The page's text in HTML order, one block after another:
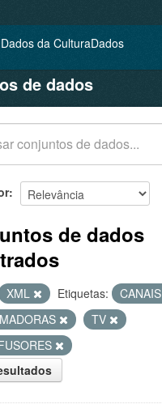
DE DADOS
de dados
de dados
XML Etiquetas: CANAIS
TV